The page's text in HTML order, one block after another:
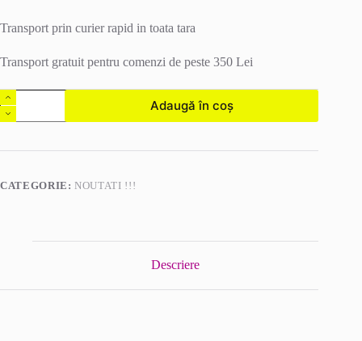
Transport prin curier rapid in toata tara
Transport gratuit pentru comenzi de peste 350 Lei
Cantitate
Suport
transport
acumulatori
Adaugă în coș
CATEGORIE:NOUTATI !!!
Descriere